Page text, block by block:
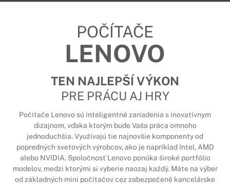
POČÍTAČE
LENOVO
TEN NAJLEPŠÍ VÝKON
PRE PRÁCU AJ HRY
Počítače Lenovo sú inteligentné zariadenia s inovatívnym
dizajnom, vďaka ktorým bude Vaša práca omnoho
jednoduchšia. Využívajú tie najnovšie komponenty od
popredných svetových výrobcov, ako je napríklad Intel, AMD
alebo NVIDIA. Spoločnosť Lenovo ponúka široké portfólio
modelov, medzi ktorými si vyberie naozaj každý. Máte na výber
od základných mini počítačov cez zabezpečené kancelárske